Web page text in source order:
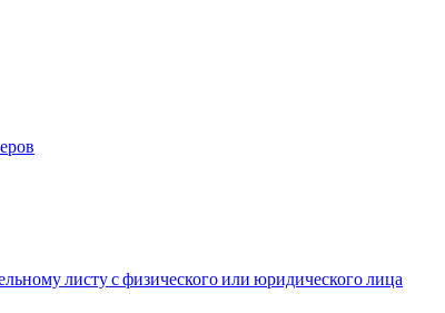
листу с физического или юридического лица